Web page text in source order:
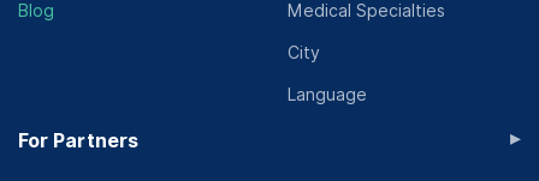
Blog Medical Specialties
City
Language
For Partners ▸